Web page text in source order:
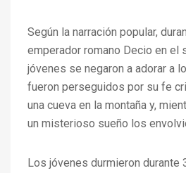
Según la narración popular,
emperador romano Decio en el
jóvenes se negaron a adorar a
fueron perseguidos por su fe
una cueva en la montaña y,
un misterioso sueño los
Los jóvenes durmieron durante